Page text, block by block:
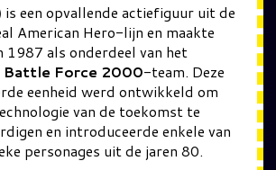
is een opvallende actiefiguur uit de
American Hero-lijn en maakte
1987 als onderdeel van het
Battle Force 2000-team. Deze
eenheid werd ontwikkeld om
van de toekomst te
en introduceerde enkele van
personages uit de jaren 80.